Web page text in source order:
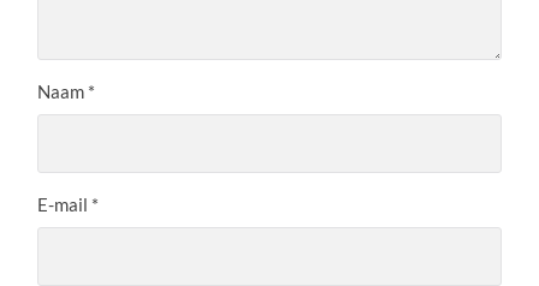
Naam *
E-mail *